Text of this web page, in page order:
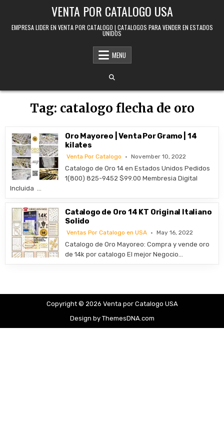
VENTA POR CATALOGO USA
EMPRESA LIDER EN VENTA POR CATALOGO | CATALOGOS PARA VENDER EN ESTADOS
UNIDOS
MENU
Tag: catalogo flecha de oro
Oro Mayoreo | Venta Por Gramo | 14
kilates
Venta Por Catalogo November 10, 2022
Catalogo de Oro 14 en Estados Unidos Pedidos
1(800) 825-9452 $99.00 Membresia Digital
Incluida …
Catalogo de Oro 14 KT Original Italiano
Solido
Ventas Por Catalogo en USA May 16, 2022
​Catalogo de Oro Mayoreo: Compra y vende oro
de 14k por catalogo El mejor Negocio…
Copyright © 2026 Venta por Catalogo USA
Design by ThemesDNA.com